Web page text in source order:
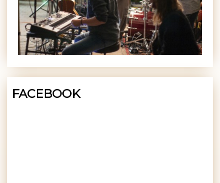
FACEBOOK